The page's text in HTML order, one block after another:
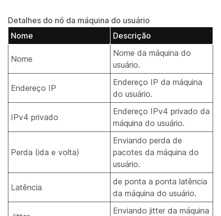
Detalhes do nó da máquina do usuário
Nome
Descrição
Nome
Nome da máquina do
usuário.
Endereço IP
Endereço IP da máquina
do usuário.
IPv4 privado
Endereço IPv4 privado da
máquina do usuário.
Perda (ida e volta)
Enviando perda de
pacotes da máquina do
usuário.
Latência
de ponta a ponta latência
da máquina do usuário.
Enviando jitter da máquina